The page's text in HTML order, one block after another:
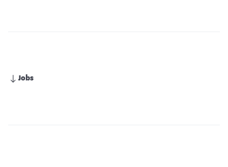
Jobs